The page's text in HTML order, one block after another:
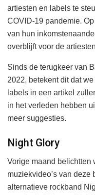
artiesten en labels te
COVID-19 pandemie.
van hun
overblijft voor de
Sinds de terugkeer van
2022, betekent dit dat
labels in een artikel
in het verleden hebben
meer suggesties.
Night Glory
Vorige maand belichtten
muziekvideo’s van
alternatieve rockband